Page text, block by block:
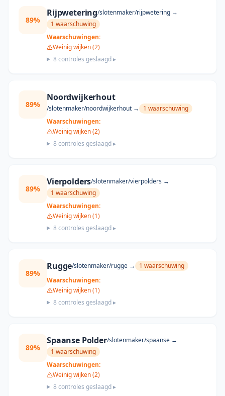
89%
Rijpwetering/slotenmaker/rijpwetering →
1 waarschuwing
Waarschuwingen:
Weinig wijken (2)
8controles geslaagd ▸
89%
Noordwijkerhout
/slotenmaker/noordwijkerhout → 1 waarschuwing
Waarschuwingen:
Weinig wijken (2)
8controles geslaagd ▸
89%
Vierpolders/slotenmaker/vierpolders →
1 waarschuwing
Waarschuwingen:
Weinig wijken (1)
8controles geslaagd ▸
89%
Rugge/slotenmaker/rugge → 1 waarschuwing
Waarschuwingen:
Weinig wijken (1)
8controles geslaagd ▸
89%
Spaanse Polder/slotenmaker/spaanse→
1 waarschuwing
Waarschuwingen:
Weinig wijken (2)
8controles geslaagd ▸